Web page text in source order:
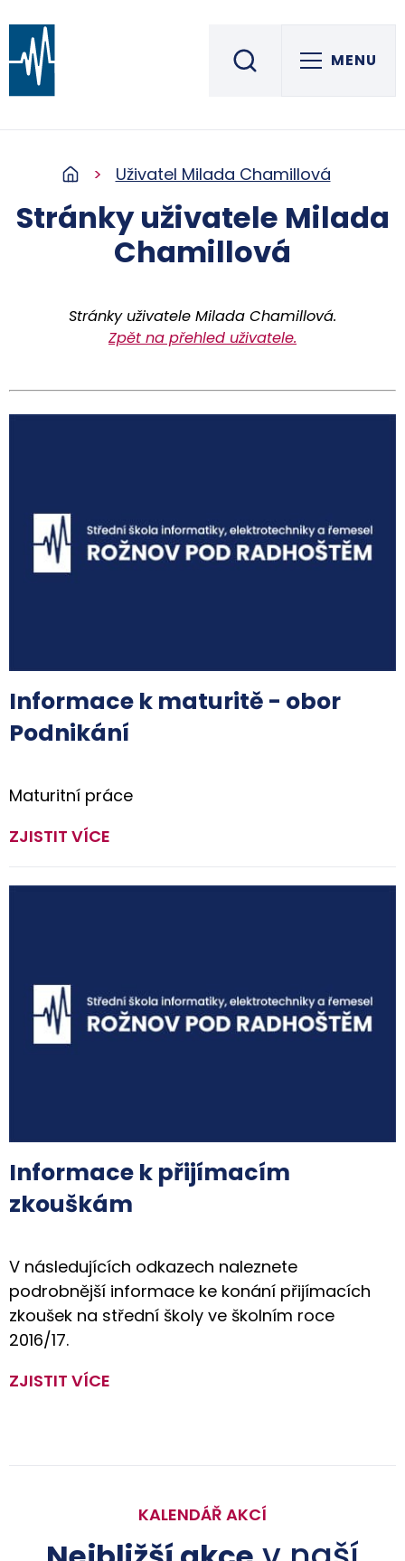
Střední škola informatiky, elektrotechniky a řemesel
ROŽNOV POD RADHOŠTĚM MENU
Uživatel Milada Chamillová
Stránky uživatele Milada
Chamillová
Stránky uživatele Milada Chamillová.
Zpět na přehled uživatele.
Informace k maturitě - obor
Podnikání
Maturitní práce
ZJISTIT VÍCE
Informace k přijímacím
zkouškám
V následujících odkazech naleznete
podrobnější informace ke konání přijímacích
zkoušek na střední školy ve školním roce
2016/17.
ZJISTIT VÍCE
KALENDÁŘ AKCÍ